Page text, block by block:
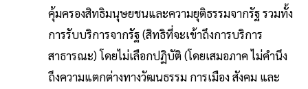
คุ้มครองสิทธิมนุษยชนและความยุติธรรมจากรัฐ รวมทั้ง
การรับบริการจากรัฐ (สิทธิที่จะเข้าถึงการบริการ
สาธารณะ) โดยไม่เลือกปฏิบัติ (โดยเสมอภาค ไม่คำนึง
ถึงความแตกต่างทางวัฒนธรรม การเมือง สังคม และ